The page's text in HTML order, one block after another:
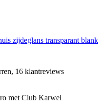
zijdeglans transparant blank
16 klantreviews
met Club Karwei